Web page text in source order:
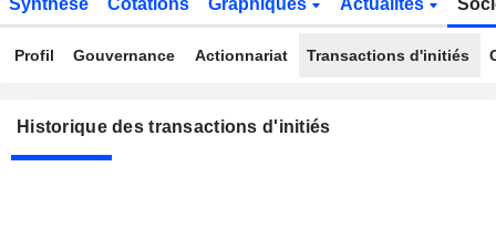
Synthèse Cotations Graphiques Actualités
Profil Gouvernance Actionnariat Transactions d'initiés
Historique des transactions d'initiés